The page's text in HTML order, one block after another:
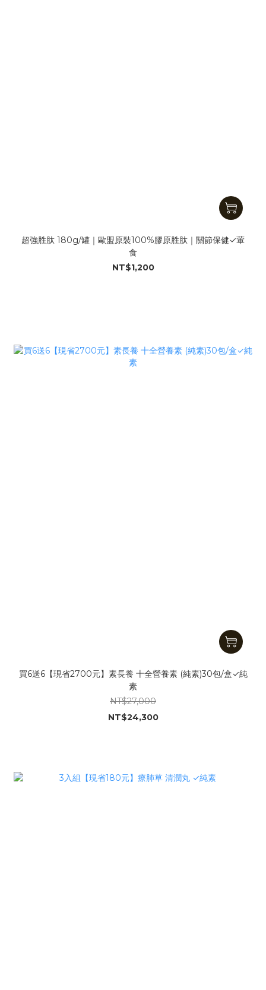
超強胜肽 180g/罐｜歐盟原裝100%膠原胜肽｜關節保健✓葷
食
NT$1,200
買6送6【現省2700元】素長養 十全營養素 (純素)30包/盒✓純
素
NT$27,000
NT$24,300